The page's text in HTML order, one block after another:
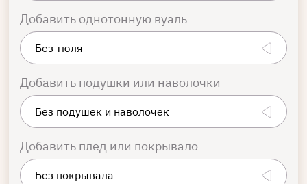
Добавить однотонную вуаль
Добавить подушки или наволочки
Добавить плед или покрывало